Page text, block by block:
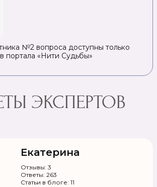
№2 вопроса доступны только
портала «Нити Судьбы»
ЭКСПЕРТОВ
Екатерина
Отзывы: 3
Ответы: 263
Статьи в блоге: 11